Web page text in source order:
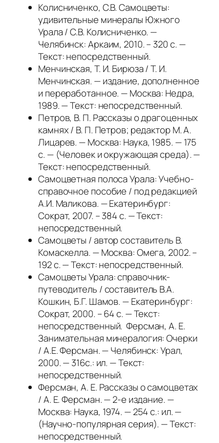
Колисниченко, С.В. Самоцветы:
удивительные минералы Южного
Урала / С.В. Колисниченко. —
Челябинск: Аркаим, 2010. – 320 с. —
Текст: непосредственный.
Менчинская, Т. И. Бирюза / Т. И.
Менчинская. — издание, дополненное
и переработанное. — Москва: Недра,
1989. — Текст: непосредственный.
Петров, В. П. Рассказы о драгоценных
камнях / В. П. Петров; редактор М. А.
Лицарев. — Москва: Наука, 1985. — 175
с. — (Человек и окружающая среда). —
Текст: непосредственный.
Самоцветная полоса Урала: Учебно-
справочное пособие / под редакцией
А.И. Маликова. — Екатеринбург:
Сократ, 2007. – 384 с. — Текст:
непосредственный.
Самоцветы / автор составитель В.
Комаскелла. — Москва: Омега, 2002. –
192 с. — Текст: непосредственный.
Самоцветы Урала: справочник-
путеводитель / составитель В.А.
Кошкин, Б.Г. Шамов. — Екатеринбург:
Сократ, 2000. – 64 с. — Текст:
непосредственный. Ферсман, А. Е.
Занимательная минералогия: Очерки
/ А.Е. Ферсман. — Челябинск: Урал,
2000. — 316с.: ил. — Текст:
непосредственный.
Ферсман, А. Е. Рассказы о самоцветах
/ А. Е. Ферсман. — 2-е издание. —
Москва: Наука, 1974. — 254 с.: ил. —
(Научно-популярная серия). — Текст:
непосредственный.